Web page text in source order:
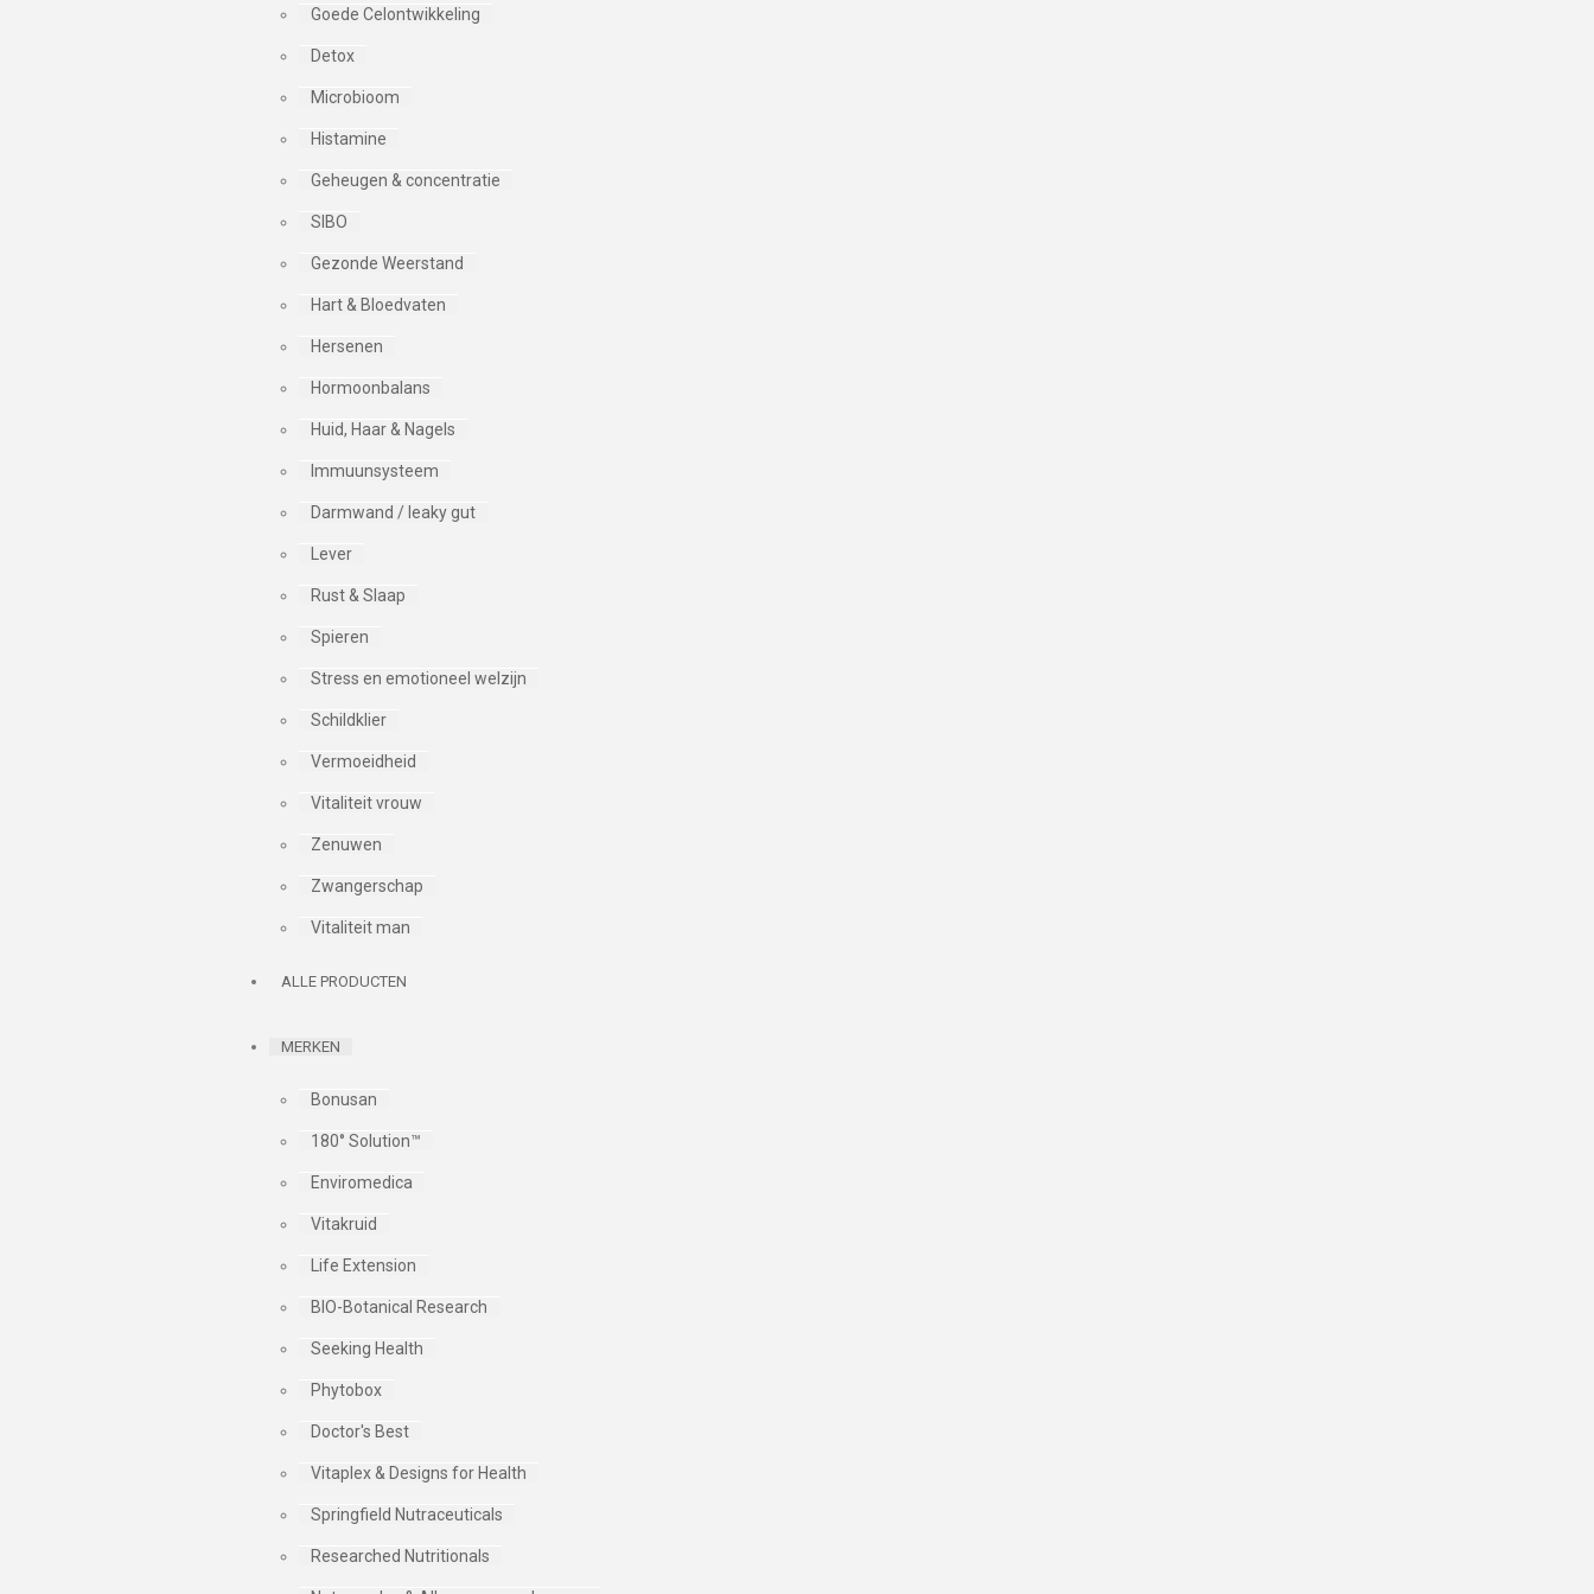
Goede Celontwikkeling
Detox
Microbioom
Histamine
Geheugen & concentratie
SIBO
Gezonde Weerstand
Hart & Bloedvaten
Hersenen
Hormoonbalans
Huid, Haar & Nagels
Immuunsysteem
Darmwand / leaky gut
Lever
Rust & Slaap
Spieren
Stress en emotioneel welzijn
Schildklier
Vermoeidheid
Vitaliteit vrouw
Zenuwen
Zwangerschap
Vitaliteit man
ALLE PRODUCTEN
MERKEN
Bonusan
180° Solution™
Enviromedica
Vitakruid
Life Extension
BIO-Botanical Research
Seeking Health
Phytobox
Doctor's Best
Vitaplex & Designs for Health
Springfield Nutraceuticals
Researched Nutritionals